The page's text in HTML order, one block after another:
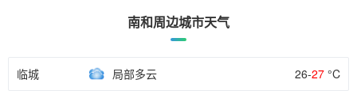
南和周边城市天气
临城 局部多云 26-27 °C